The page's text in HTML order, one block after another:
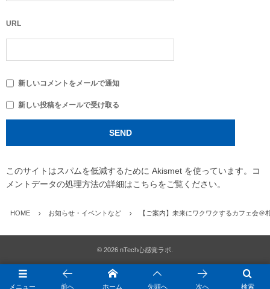
URL
新しいコメントをメールで通知
新しい投稿をメールで受け取る
このサイトはスパムを低減するために Akismet を使っています。
コ
メントデータの処理方法の詳細はこちらをご覧ください。
HOME お知らせ・イベントなど 【ご案内】未来にワクワクするカフェ会＠
© 2026 nTech心感覚ラボ
メニュー 検索
前へ ホーム 先頭へ 次へ